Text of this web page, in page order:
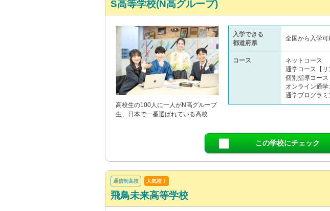
S高等学校(N高グループ)
高校生の100人に一人がN高グループ
生、日本で一番選ばれている高校
入学できる
都道府県
全国から入学可
コース
ネットコース
通学コース【リ
個別指導コース
オンライン通学
通学プログラミ
この学校にチェック
通信制高校 人気校！
飛鳥未来高等学校